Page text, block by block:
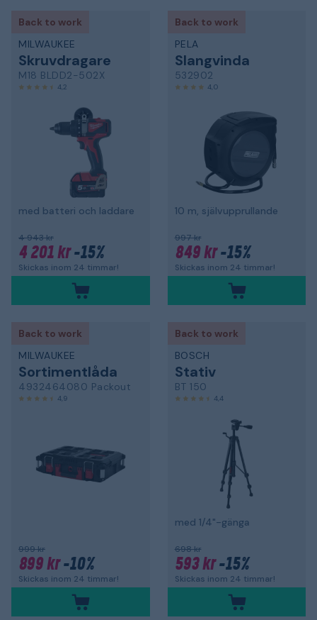
Back to work
MILWAUKEE
Skruvdragare
M18 BLDD2-502X
4,2
med batteri och laddare
4 943 kr
4 201 kr-15%
Skickas inom 24 timmar!
Back to work
PELA
Slangvinda
532902
4,0
10 m, självupprullande
997 kr
849 kr-15%
Skickas inom 24 timmar!
Back to work
MILWAUKEE
Sortimentlåda
4932464080 Packout
4,9
999 kr
899 kr-10%
Skickas inom 24 timmar!
Back to work
BOSCH
Stativ
BT 150
4,4
med 1/4"-gänga
698 kr
593 kr-15%
Skickas inom 24 timmar!